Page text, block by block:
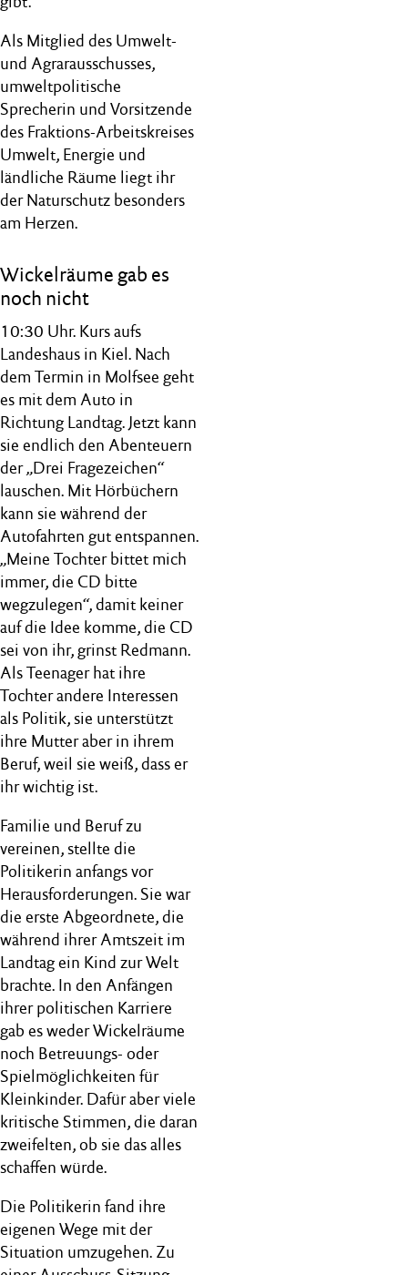
Als Mitglied des Umwelt-
und Agrarausschusses,
umweltpolitische
Sprecherin und Vorsitzende
des Fraktions-Arbeitskreises
Umwelt, Energie und
ländliche Räume liegt ihr
der Naturschutz besonders
am Herzen.
Wickelräume gab es
noch nicht
10:30 Uhr. Kurs aufs
Landeshaus in Kiel. Nach
dem Termin in Molfsee geht
es mit dem Auto in
Richtung Landtag. Jetzt kann
sie endlich den Abenteuern
der „Drei Fragezeichen“
lauschen. Mit Hörbüchern
kann sie während der
Autofahrten gut entspannen.
„Meine Tochter bittet mich
immer, die CD bitte
wegzulegen“, damit keiner
auf die Idee komme, die CD
sei von ihr, grinst Redmann.
Als Teenager hat ihre
Tochter andere Interessen
als Politik, sie unterstützt
ihre Mutter aber in ihrem
Beruf, weil sie weiß, dass er
ihr wichtig ist.
Familie und Beruf zu
vereinen, stellte die
Politikerin anfangs vor
Herausforderungen. Sie war
die erste Abgeordnete, die
während ihrer Amtszeit im
Landtag ein Kind zur Welt
brachte. In den Anfängen
ihrer politischen Karriere
gab es weder Wickelräume
noch Betreuungs- oder
Spielmöglichkeiten für
Kleinkinder. Dafür aber viele
kritische Stimmen, die daran
zweifelten, ob sie das alles
schaffen würde.
Die Politikerin fand ihre
eigenen Wege mit der
Situation umzugehen. Zu